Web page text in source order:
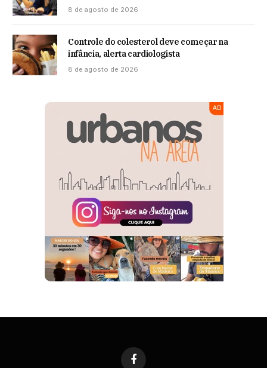
8 de agosto de 2026
Controle do colesterol deve começar na
infância, alerta cardiologista
8 de agosto de 2026
Facebook